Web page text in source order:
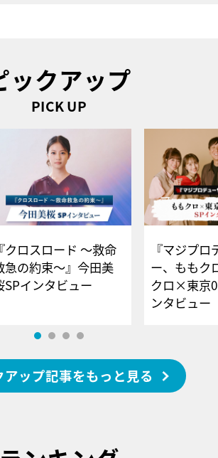
ックアップ
PICK UP
『クロスロード ～救命
急の約束～』今田美
SPインタビュー
『マジプロ
ー、ももク
クロ×東京
ンタビュー
アップ記事をもっと見る